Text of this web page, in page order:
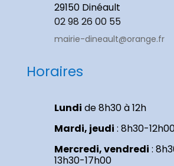
29150 Dinéault
02 98 26 00 55
mairie-dineault@orange.fr
Horaires
Lundi de 8h30 à 12h
Mardi, jeudi : 8h30-
Mercredi, vendredi :
13h30-17h00